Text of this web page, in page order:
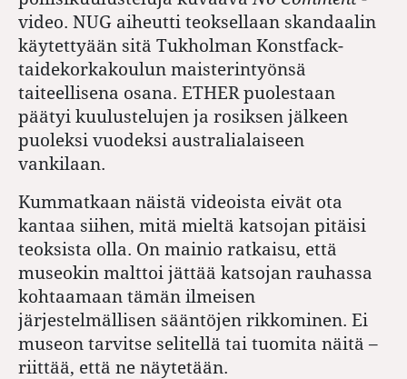
video. NUG aiheutti teoksellaan skandaalin
käytettyään sitä Tukholman Konstfack-
taidekorkakoulun maisterintyönsä
taiteellisena osana. ETHER puolestaan
päätyi kuulustelujen ja rosiksen jälkeen
puoleksi vuodeksi australialaiseen
vankilaan.
Kummatkaan näistä videoista eivät ota
kantaa siihen, mitä mieltä katsojan pitäisi
teoksista olla. On mainio ratkaisu, että
museokin malttoi jättää katsojan rauhassa
kohtaamaan tämän ilmeisen
järjestelmällisen sääntöjen rikkominen. Ei
museon tarvitse selitellä tai tuomita näitä –
riittää, että ne näytetään.